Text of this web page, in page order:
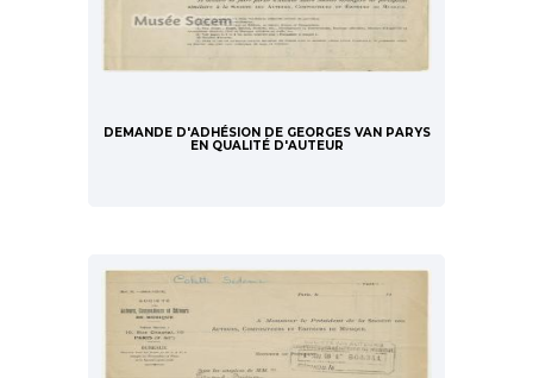
DEMANDE D'ADHÉSION DE GEORGES VAN PARYS
EN QUALITÉ D'AUTEUR